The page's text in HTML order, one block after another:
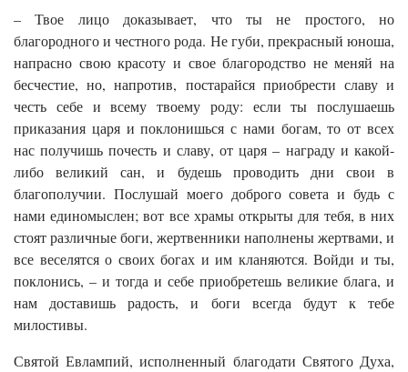
– Твое лицо доказывает, что ты не простого, но
благородного и честного рода. Не губи, прекрасный юноша,
напрасно свою красоту и свое благородство не меняй на
бесчестие, но, напротив, постарайся приобрести славу и
честь себе и всему твоему роду: если ты послушаешь
приказания царя и поклонишься с нами богам, то от всех
нас получишь почесть и славу, от царя – награду и какой-
либо великий сан, и будешь проводить дни свои в
благополучии. Послушай моего доброго совета и будь с
нами единомыслен; вот все храмы открыты для тебя, в них
стоят различные боги, жертвенники наполнены жертвами, и
все веселятся о своих богах и им кланяются. Войди и ты,
поклонись, – и тогда и себе приобретешь великие блага, и
нам доставишь радость, и боги всегда будут к тебе
милостивы.
Святой Евлампий, исполненный благодати Святого Духа,